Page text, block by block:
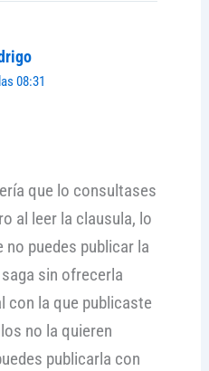
08:31
que lo consultases
al leer la clausula, lo
no puedes publicar la
sin ofrecerla
con la que publicaste
no la quieren
publicarla con